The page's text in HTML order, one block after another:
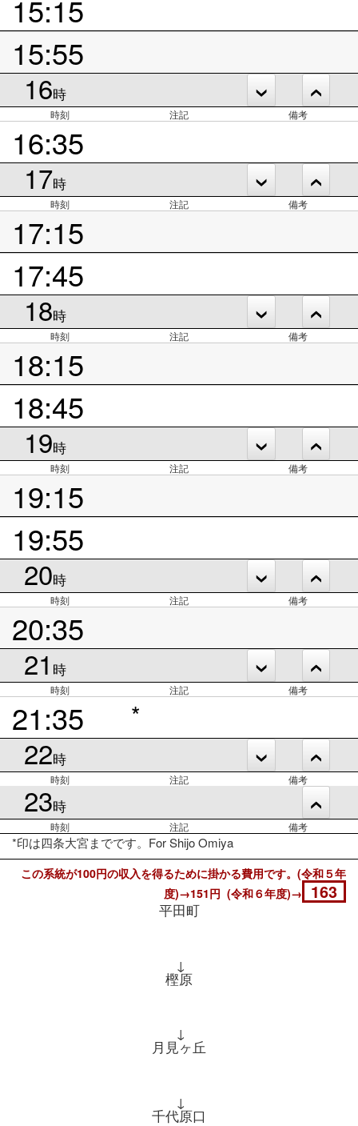
15:15
15:55
16時
時刻 注記 備考
16:35
17時
時刻 注記 備考
17:15
17:45
18時
時刻 注記 備考
18:15
18:45
19時
時刻 注記 備考
19:15
19:55
20時
時刻 注記 備考
20:35
21 時
時刻 注記 備考
21:35 *
22時
時刻 注記 備考
23時
時刻 注記 備考
*印は四条大宮までです。For Shijo Omiya
この系統が100円の収入を得るために掛かる費用です。(令和５年
度)→151円 (令和６年度)→
163
平田町
↓
樫原
↓
月見ヶ丘
↓
千代原口